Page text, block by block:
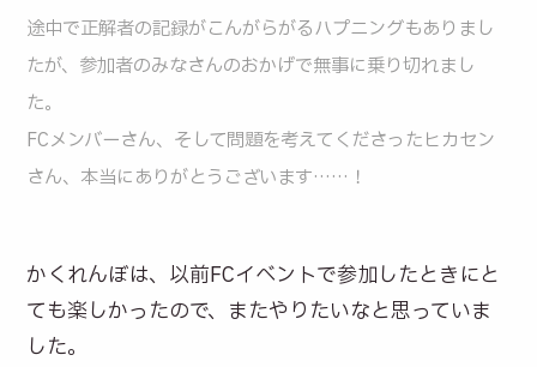
途中で正解者の記録がこんがらがるハプニングもありまし
たが、参加者のみなさんのおかげで無事に乗り切れまし
た。
FCメンバーさん、そして問題を考えてくださったヒカセン
さん、本当にありがとうございます……！
かくれんぼは、以前FCイベントで参加したときにと
ても楽しかったので、またやりたいなと思っていま
した。